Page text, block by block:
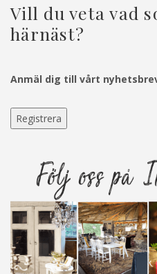
Vill du veta vad
härnäst?
Anmäl dig till vårt